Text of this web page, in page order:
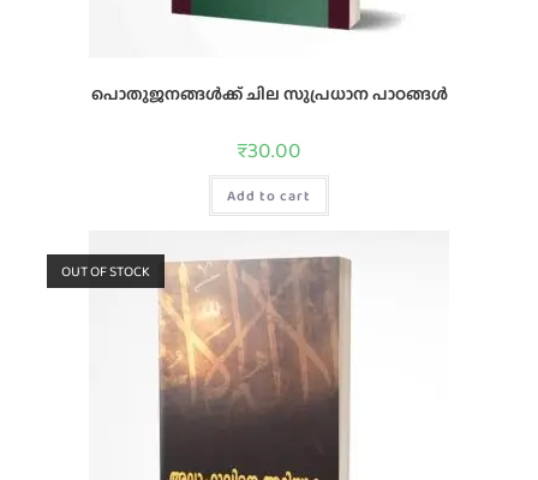
പൊതുജനങ്ങള്‍ക്ക്‌ ചില സുപ്രധാന പാഠങ്ങള്‍
₹30.00
Add to cart
OUT OF STOCK